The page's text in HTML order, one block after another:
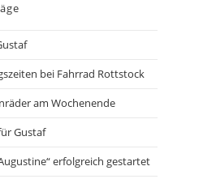
bei Fahrrad Rottstock
am Wochenende
Gustaf
erfolgreich gestartet